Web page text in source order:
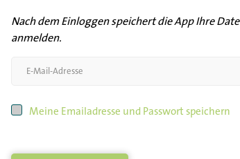
Nach dem Einloggen speichert die App Ihre
anmelden.
Meine Emailadresse und Passwort speichern